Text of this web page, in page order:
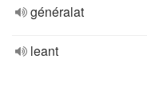
généralat
leant